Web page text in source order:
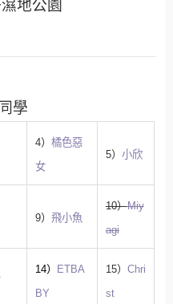
地公園
學
4） 橘色惡
女
5） 小欣
9） 飛小魚
10）Miy
agi
14） ETBA
BY
15） Chri
st